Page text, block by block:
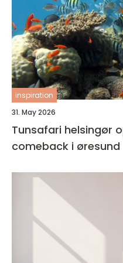
inspiration
31. May 2026
Tunsafari helsingør oplev tunens vilde
comeback i øresund